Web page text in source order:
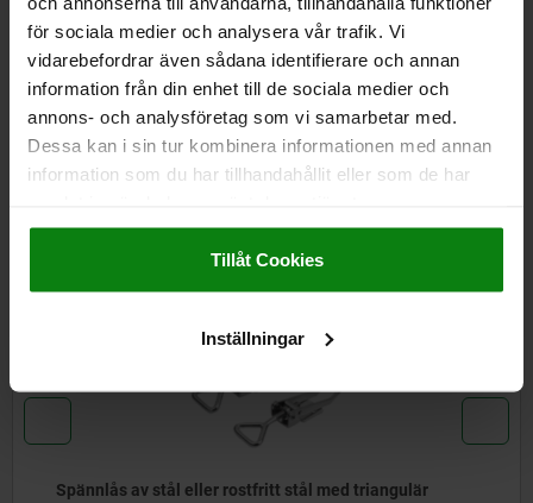
för sociala medier och analysera vår trafik. Vi
vidarebefordrar även sådana identifierare och annan
information från din enhet till de sociala medier och
annons- och analysföretag som vi samarbetar med.
Dessa kan i sin tur kombinera informationen med annan
information som du har tillhandahållit eller som de har
Impressum|Dataskydd|AGB
Tillåt Cookies
Inställningar
CAD
NEDLADDNINGAR
Andra kunder köpte också
05551
Spännlås av stål eller rostfritt stål med triangulär